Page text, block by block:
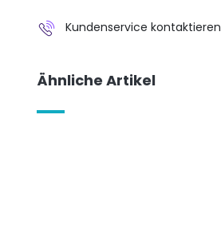
Kundenservice kontaktieren
Ähnliche Artikel